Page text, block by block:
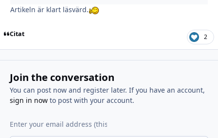
Artikeln är klart läsvärd.
Citat 2
Join the conversation
You can post now and register later. If you have an account,
sign in nowto post with your account.